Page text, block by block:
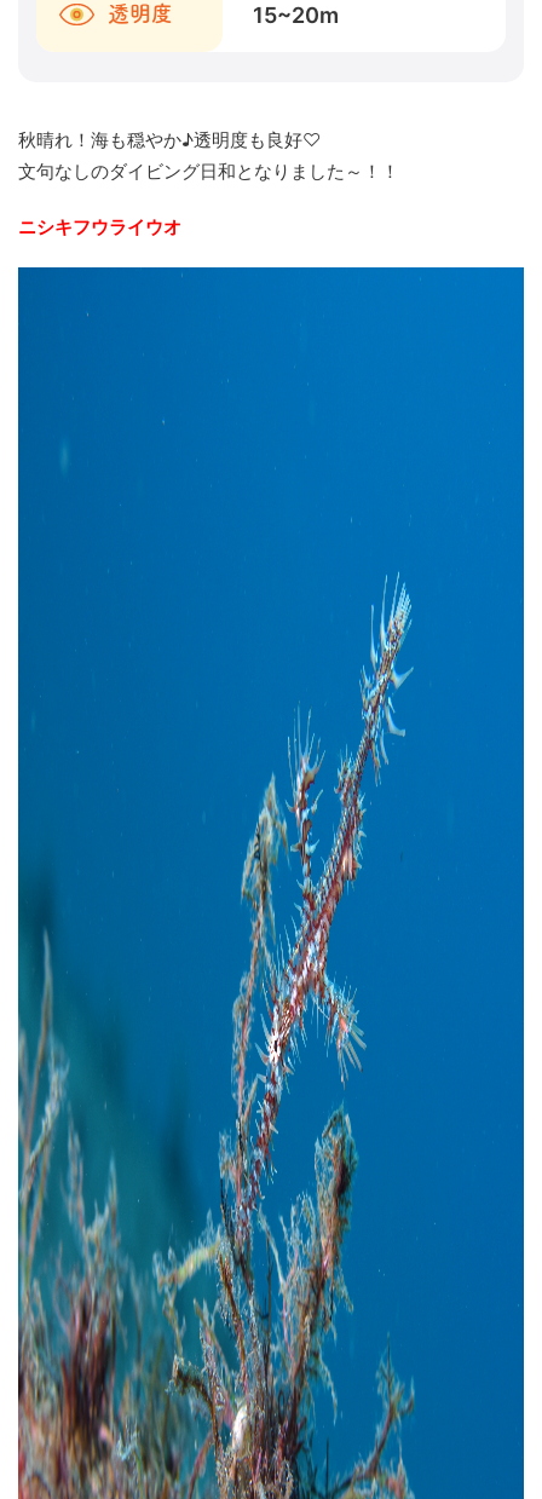
透明度 15~20m
秋晴れ！海も穏やか♪透明度も良好♡
文句なしのダイビング日和となりました～！！
ニシキフウライウオ